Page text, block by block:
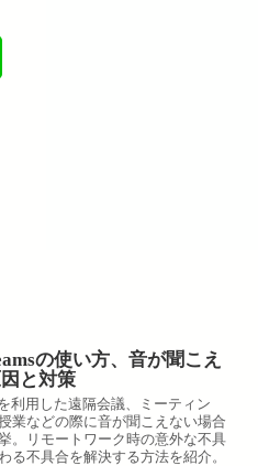
の使い方、音が聞こえ
と対策
利用した遠隔会議、ミーティン
業などの際に音が聞こえない場合
。リモートワーク時の意外な不具
る不具合を解決する方法を紹介。